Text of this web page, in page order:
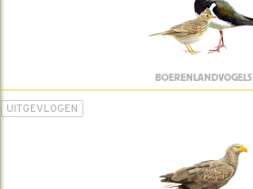
BOERENLANDVOGELS
UITGEVLOGEN